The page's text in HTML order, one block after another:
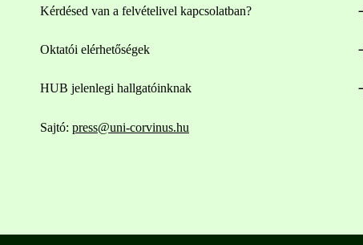
Kérdésed van a felvételivel kapcsolatban?
Oktatói elérhetőségek
HUB jelenlegi hallgatóinknak
Sajtó: press@uni-corvinus.hu